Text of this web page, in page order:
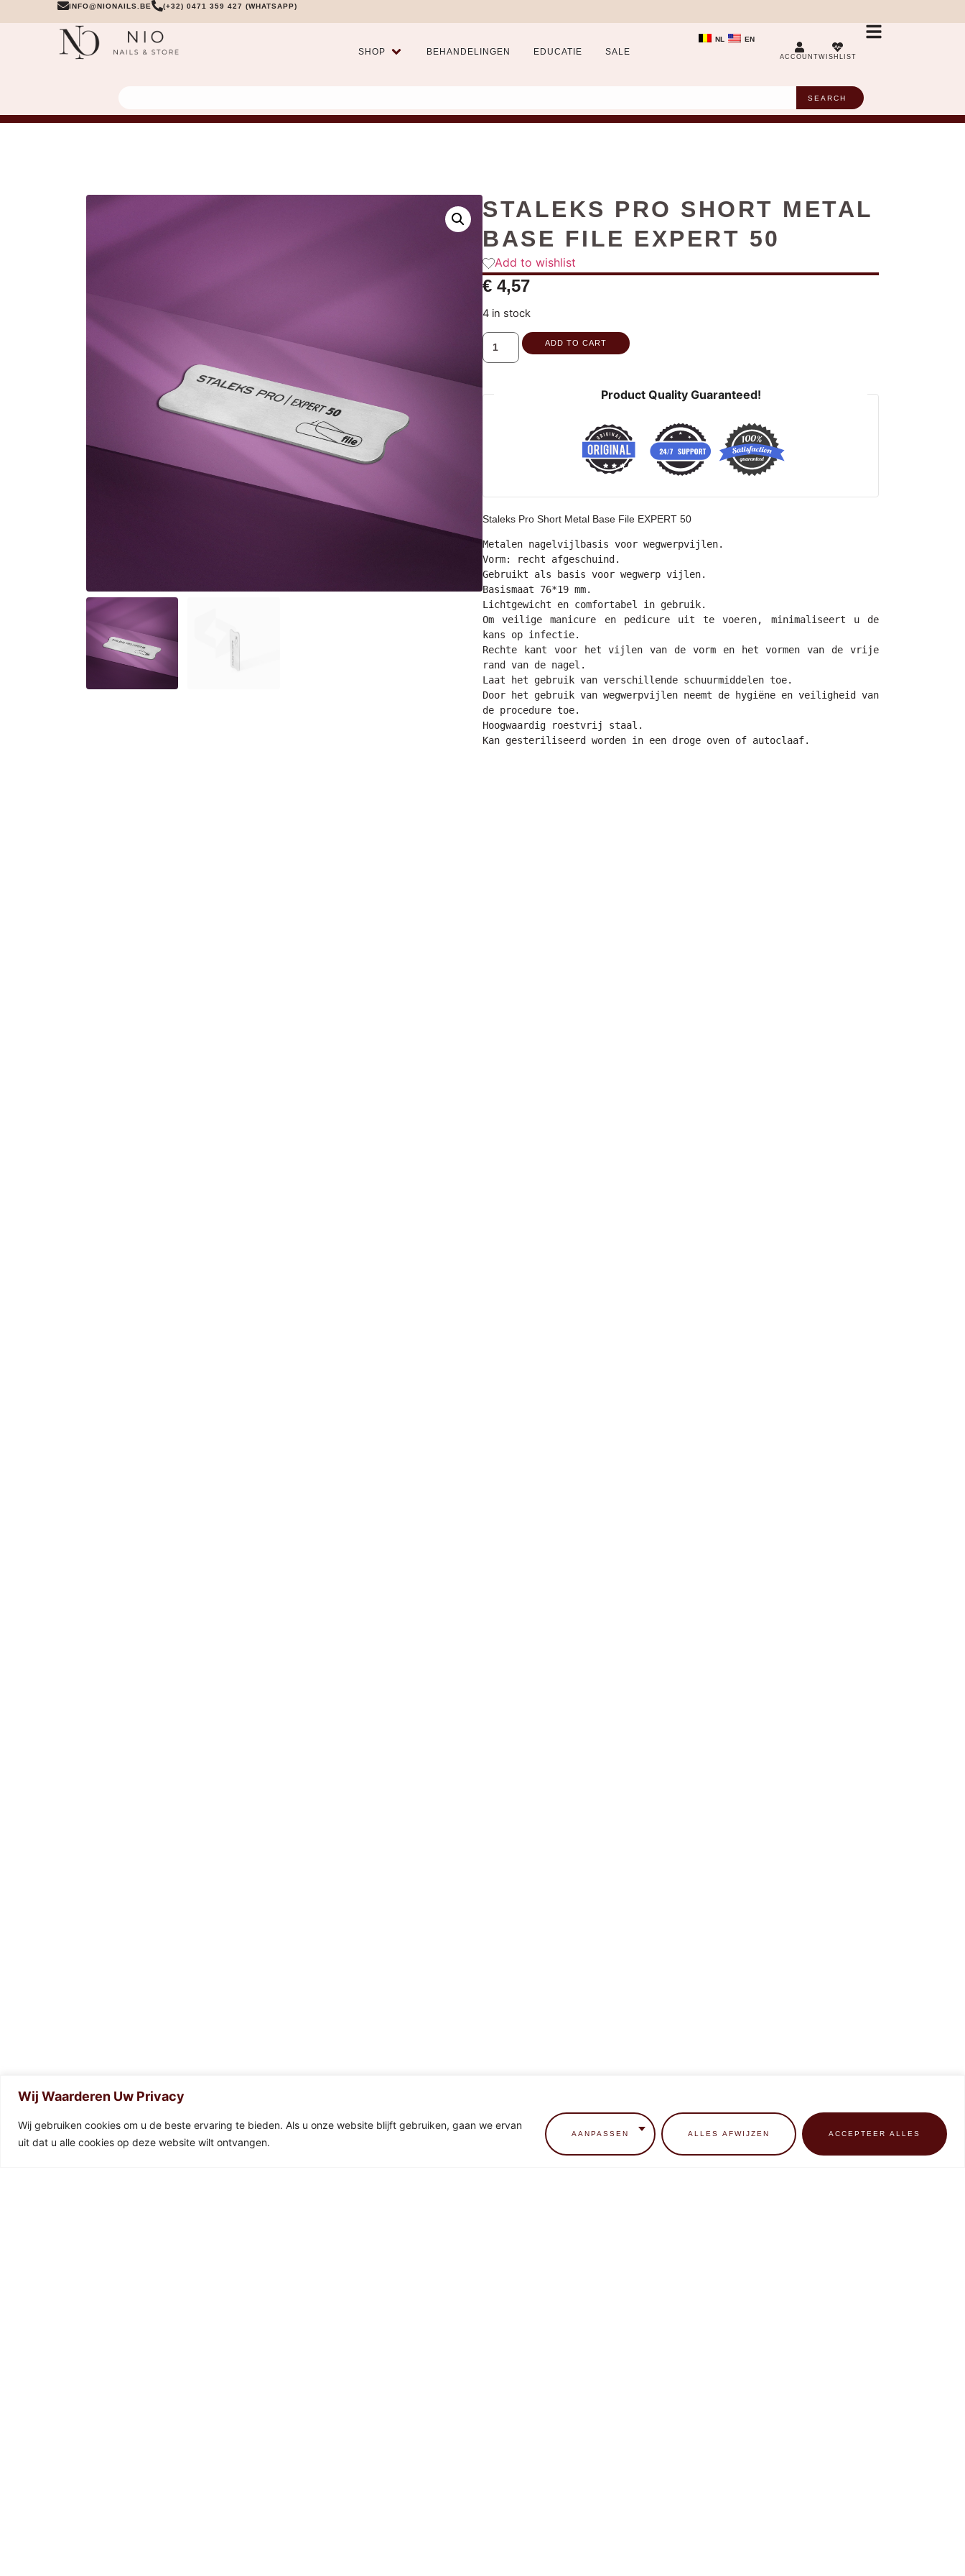
Wij Waarderen Uw Privacy
Wij gebruiken cookies om u de beste ervaring te bieden. Als u onze website blijft gebruiken, gaan we ervan
uit dat u alle cookies op deze website wilt ontvangen.
AANPASSEN ALLES AFWIJZEN ACCEPTEER ALLES
INFO@NIONAILS.BE (+32) 0471 359 427 (WHATSAPP)
SHOP BEHANDELINGEN EDUCATIE SALE
NL EN
ACCOUNTWISHLIST
SEARCH
STALEKS PRO SHORT METAL
BASE FILE EXPERT 50
Add to wishlist
€ 4,57
4 in stock
ADD TO CART
Product Quality Guaranteed!
Staleks Pro Short Metal Base File EXPERT 50
Metalen nagelvijlbasis voor wegwerpvijlen.
Vorm: recht afgeschuind.
Gebruikt als basis voor wegwerp vijlen.
Basismaat 76*19 mm.
Lichtgewicht en comfortabel in gebruik.
Om veilige manicure en pedicure uit te voeren, minimaliseert u de
kans op infectie.
Rechte kant voor het vijlen van de vorm en het vormen van de vrije
rand van de nagel.
Laat het gebruik van verschillende schuurmiddelen toe.
Door het gebruik van wegwerpvijlen neemt de hygiëne en veiligheid van
de procedure toe.
Hoogwaardig roestvrij staal.
Kan gesteriliseerd worden in een droge oven of autoclaaf.